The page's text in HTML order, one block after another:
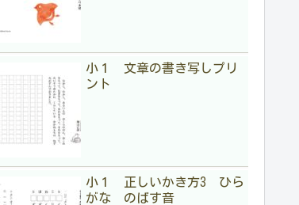
小１ 文章の書き写しプリ
ント
小１ 正しいかき方3 ひら
がな のばす音